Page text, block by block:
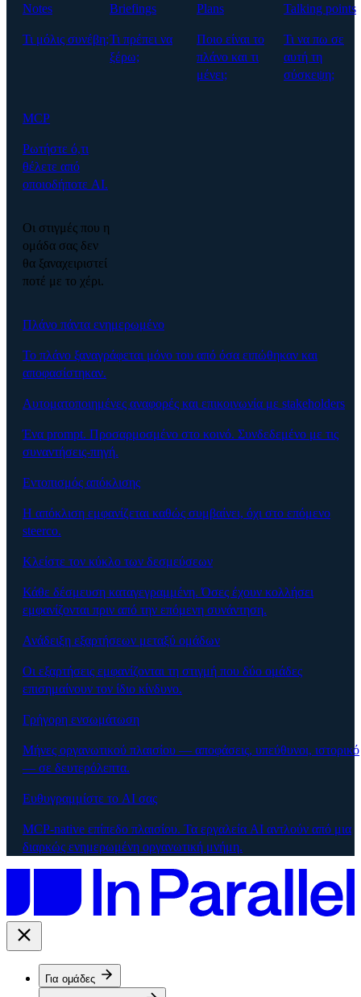
Notes
Τι μόλις συνέβη;
Briefings
Τι πρέπει να
ξέρω;
Plans
Ποιο είναι το
πλάνο και τι
μένει;
Talking points
Τι να πω σε
αυτή τη
σύσκεψη;
MCP
Ρωτήστε ό,τι
θέλετε από
οποιοδήποτε AI.
Οι στιγμές που η
ομάδα σας δεν
θα ξαναχειριστεί
ποτέ με το χέρι.
Πλάνο πάντα ενημερωμένο
Το πλάνο ξαναγράφεται μόνο του από όσα ειπώθηκαν και
αποφασίστηκαν.
Αυτοματοποιημένες αναφορές και επικοινωνία με stakeholders
Ένα prompt. Προσαρμοσμένο στο κοινό. Συνδεδεμένο με τις
συναντήσεις-πηγή.
Εντοπισμός απόκλισης
Η απόκλιση εμφανίζεται καθώς συμβαίνει, όχι στο επόμενο
steerco.
Κλείστε τον κύκλο των δεσμεύσεων
Κάθε δέσμευση καταγεγραμμένη. Όσες έχουν κολλήσει
εμφανίζονται πριν από την επόμενη συνάντηση.
Ανάδειξη εξαρτήσεων μεταξύ ομάδων
Οι εξαρτήσεις εμφανίζονται τη στιγμή που δύο ομάδες
επισημαίνουν τον ίδιο κίνδυνο.
Γρήγορη ενσωμάτωση
Μήνες οργανωτικού πλαισίου — αποφάσεις, υπεύθυνοι, ιστορικό
— σε δευτερόλεπτα.
Ευθυγραμμίστε το AI σας
MCP-native επίπεδο πλαισίου. Τα εργαλεία AI αντλούν από μια
διαρκώς ενημερωμένη οργανωτική μνήμη.
Για ομάδες